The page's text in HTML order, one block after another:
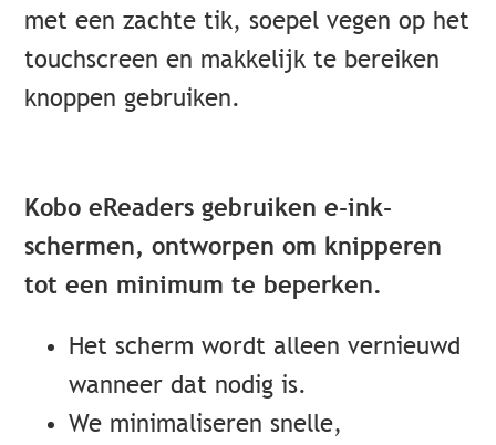
met een zachte tik, soepel vegen op het
touchscreen en makkelijk te bereiken
knoppen gebruiken.
Kobo eReaders gebruiken e-ink-
schermen, ontworpen om knipperen
tot een minimum te beperken.
Het scherm wordt alleen vernieuwd
wanneer dat nodig is.
We minimaliseren snelle,